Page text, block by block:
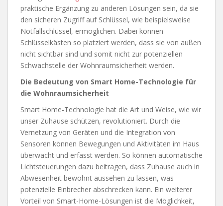
praktische Ergänzung zu anderen Lösungen sein, da sie
den sicheren Zugriff auf Schlüssel, wie beispielsweise
Notfallschlüssel, ermöglichen. Dabei können
Schlüsselkästen so platziert werden, dass sie von außen
nicht sichtbar sind und somit nicht zur potenziellen
Schwachstelle der Wohnraumsicherheit werden.
Die Bedeutung von Smart Home-Technologie für
die Wohnraumsicherheit
Smart Home-Technologie hat die Art und Weise, wie wir
unser Zuhause schützen, revolutioniert. Durch die
Vernetzung von Geräten und die Integration von
Sensoren können Bewegungen und Aktivitäten im Haus
überwacht und erfasst werden. So können automatische
Lichtsteuerungen dazu beitragen, dass Zuhause auch in
Abwesenheit bewohnt aussehen zu lassen, was
potenzielle Einbrecher abschrecken kann. Ein weiterer
Vorteil von Smart-Home-Lösungen ist die Möglichkeit,